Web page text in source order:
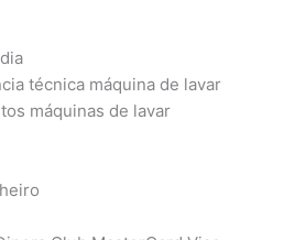
técnica máquina de lavar
máquinas de lavar